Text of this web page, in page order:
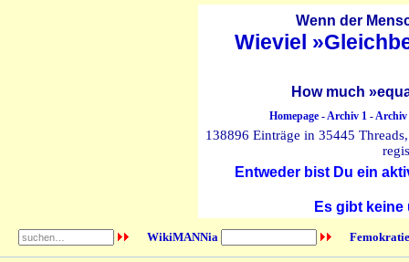
Wenn der
Wieviel
How much
Homepage-Archiv 1-Archiv
138896 Einträge in 35445
Entweder bist Du ein
Es gibt
WikiMANNia